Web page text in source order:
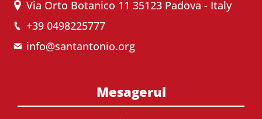
Via Orto Botanico 11 35123 Padova - Italy
+39 0498225777
info@santantonio.org
Mesagerul